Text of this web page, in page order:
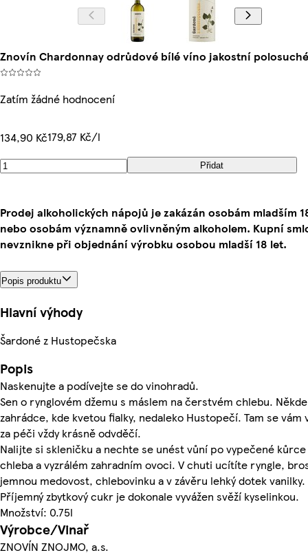
Znovín Chardonnay odrůdové bílé víno jakostní
Zatím žádné hodnocení
134,90 Kč179,87 Kč/l
Přidat
Prodej alkoholických nápojů je zakázán osobám mladším
nebo osobám významně ovlivněným alkoholem. Kupní
nevznikne při objednání výrobku osobou mladší 18 let.
Popis produktu
Hlavní výhody
Šardoné z Hustopečska
Popis
Naskenujte a podívejte se do vinohradů.
Sen o rynglovém džemu s máslem na čerstvém chlebu.
zahrádce, kde kvetou fialky, nedaleko Hustopečí. Tam se vám
za péči vždy krásně odvděčí.
Nalijte si skleničku a nechte se unést vůní po vypečené kůrce
chleba a vyzrálém zahradním ovoci. V chuti ucítíte ryngle,
jemnou medovost, chlebovinku a v závěru lehký dotek vanilky.
Příjemný zbytkový cukr je dokonale vyvážen svěží kyselinkou.
Množství: 0.75l
Výrobce/Vinař
ZNOVÍN ZNOJMO, a.s.